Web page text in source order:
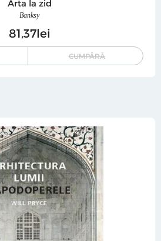
Arta la zid
Banksy
81 37lei
CUMPĂRĂ